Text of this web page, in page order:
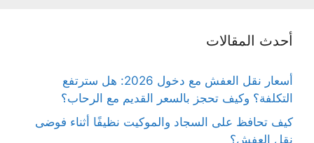
أحدث المقالات
أسعار نقل العفش مع دخول 2026: هل سترتفع
التكلفة؟ وكيف تحجز بالسعر القديم مع الرحاب؟
كيف تحافظ على السجاد والموكيت نظيفًا أثناء فوضى
نقل العفش؟